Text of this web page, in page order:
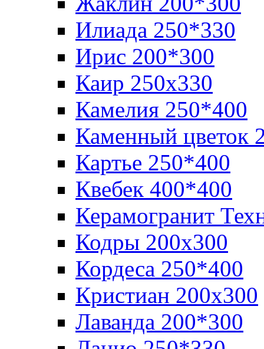
Илиада 250*330
Ирис 200*300
Каир 250х330
Камелия 250*400
Каменный цветок
Картье 250*400
Квебек 400*400
Керамогранит
Кодры 200х300
Кордеса 250*400
Кристиан 200х300
Лаванда 200*300